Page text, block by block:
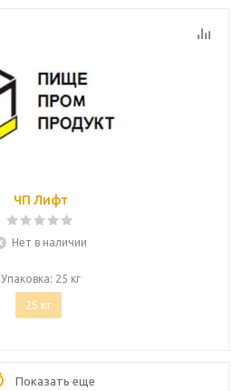
ЧП Лифт
Нет в наличии
Упаковка: 25 кг
25 кг
Показать еще